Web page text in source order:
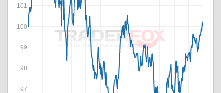
97
98
99
100
101